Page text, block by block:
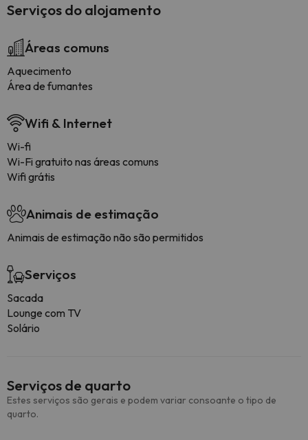
Serviços do alojamento
Áreas comuns
Aquecimento
Área de fumantes
Wifi & Internet
Wi-fi
Wi-Fi gratuito nas áreas comuns
Wifi grátis
Animais de estimação
Animais de estimação não são permitidos
Serviços
Sacada
Lounge com TV
Solário
Serviços de quarto
Estes serviços são gerais e podem variar consoante o tipo de
quarto.